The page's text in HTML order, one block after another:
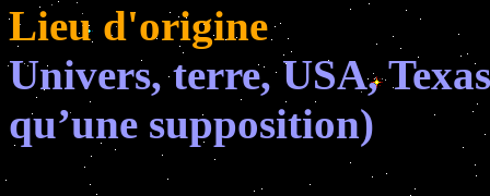
Lieu d'origine
Univers, terre, USA,
qu’une supposition)